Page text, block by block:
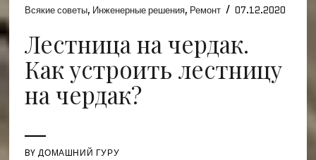
Всякие советы, Инженерные решения, Ремонт / 07.12.2020
Лестница на чердак.
Как устроить лестницу
на чердак?
BYДОМАШНИЙ ГУРУ